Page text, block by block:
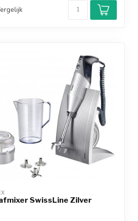
SwissLine Zilver